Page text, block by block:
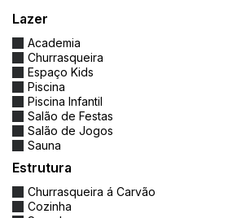
Espaço gourmet
Sauna
Espaço kids
Praça e áreas verdes
Quiosques com churrasqueira
Mercado e restaurante
Lazer
Academia
Churrasqueira
Espaço Kids
Piscina
Piscina Infantil
Salão de Festas
Salão de Jogos
Sauna
Estrutura
Churrasqueira á Carvão
Cozinha